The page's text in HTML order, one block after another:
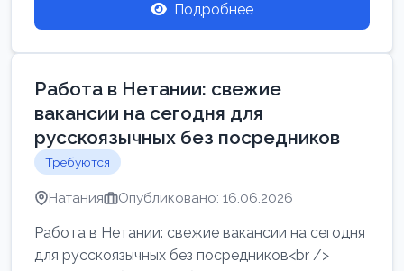
Подробнее
Работа в Нетании: свежие
вакансии на сегодня для
русскоязычных без посредников
Требуются
Натания Опубликовано: 16.06.2026
Работа в Нетании: свежие вакансии на сегодня
для русскоязычных без посредников<br />